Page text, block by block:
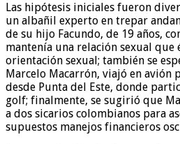
Las hipótesis iniciales fueron
un albañil experto en trepar
de su hijo Facundo, de 19 años,
mantenía una relación sexual que
orientación sexual; también se
Marcelo Macarrón, viajó en avión
desde Punta del Este, donde
golf; finalmente, se sugirió que
a dos sicarios colombianos para
supuestos manejos financieros